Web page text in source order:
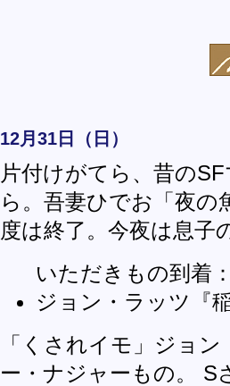
12月31日（日）
片付けがてら、昔の
ら。吾妻ひでお「夜の
度は終了。今夜は息子
いただきもの到着
ジョン・ラッツ『
「くされイモ」ジョ
ー・ナジャーもの。 S